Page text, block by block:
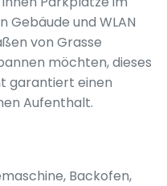
Gebäude und WLAN
von Grasse
möchten, dieses
garantiert einen
Aufenthalt.
Backofen,